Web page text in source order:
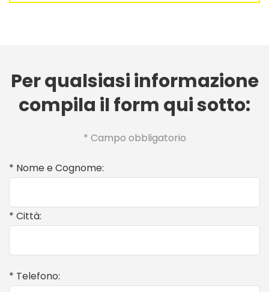
Per qualsiasi informazione
compila il form qui sotto:
* Campo obbligatorio
* Nome e Cognome:
* Città:
* Telefono: